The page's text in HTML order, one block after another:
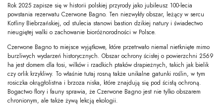
Rok 2025 zapisze się w historii polskiej przyrody jako jubileusz 100-lecia
powstania rezerwatu Czerwone Bagno. Ten niezwykły obszar, leżący w sercu
Kotliny Biebrzańskiej, od stulecia stanowi bastion dzikiej natury i świadectwo
nieugiętej walki o zachowanie bioróżnorodności w Polsce.
Czerwone Bagno to miejsce wyjątkowe, które przetrwało niemal nietknięte mimo
burzliwych wydarzeń historycznych. Obszar ochrony ścisłej o powierzchni 2569
ha jest domem dla łosi, wilków i rzadkich ptaków drapieżnych, takich jak bielik
czy orlik krzykliwy. To właśnie tutaj rosną także unikalne gatunki roślin, w tym
rosiczka okrągłolistna i brzoza niska, które znajdują się pod ścisłą ochroną.
Bogactwo flory i fauny sprawia, że Czerwone Bagno jest nie tylko obszarem
chronionym, ale także żywą lekcją ekologii.